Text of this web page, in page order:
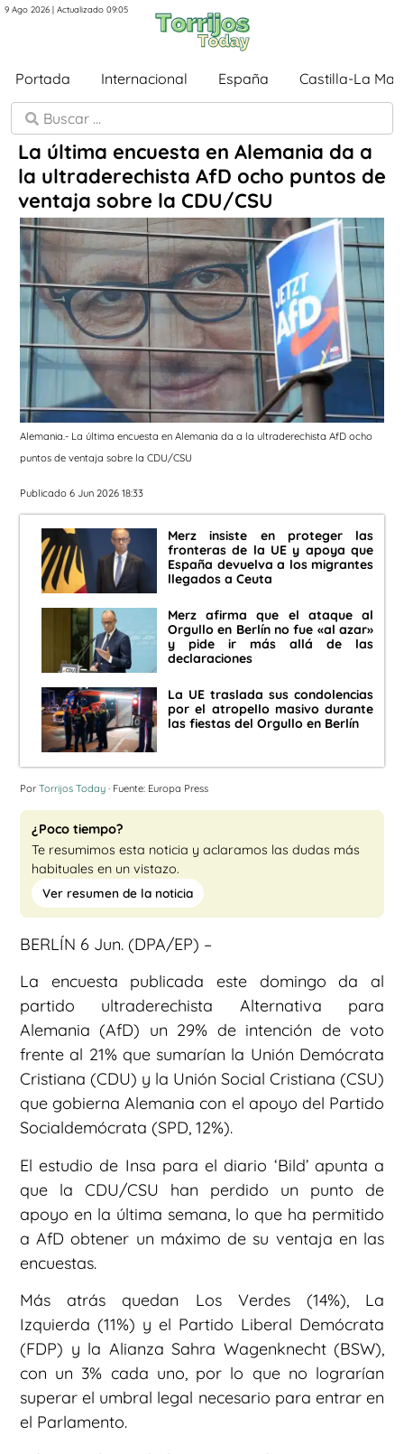
9 Ago 2026 | Actualizado 09:05
Portada Internacional España Castilla-La
La última encuesta en Alemania da a
la ultraderechista AfD ocho puntos de
ventaja sobre la CDU/CSU
Alemania.- La última encuesta en Alemania da a la ultraderechista AfD ocho
puntos de ventaja sobre la CDU/CSU
Publicado 6 Jun 2026 18:33
Merz insiste en proteger las
fronteras de la UE y apoya que
España devuelva a los migrantes
llegados a Ceuta
Merz afirma que el ataque al
Orgullo en Berlín no fue «al azar»
y pide ir más allá de las
declaraciones
La UE traslada sus condolencias
por el atropello masivo durante
las fiestas del Orgullo en Berlín
Por Torrijos Today · Fuente: Europa Press
¿Poco tiempo?
Te resumimos esta noticia y aclaramos las dudas más
habituales en un vistazo.
Ver resumen de la noticia
BERLÍN 6 Jun. (DPA/EP) –
La encuesta publicada este domingo da al
partido ultraderechista Alternativa para
Alemania (AfD) un 29% de intención de voto
frente al 21% que sumarían la Unión Demócrata
Cristiana (CDU) y la Unión Social Cristiana (CSU)
que gobierna Alemania con el apoyo del Partido
Socialdemócrata (SPD, 12%).
El estudio de Insa para el diario ‘Bild’ apunta a
que la CDU/CSU han perdido un punto de
apoyo en la última semana, lo que ha permitido
a AfD obtener un máximo de su ventaja en las
encuestas.
Más atrás quedan Los Verdes (14%), La
Izquierda (11%) y el Partido Liberal Demócrata
(FDP) y la Alianza Sahra Wagenknecht (BSW),
con un 3% cada uno, por lo que no lograrían
superar el umbral legal necesario para entrar en
el Parlamento.